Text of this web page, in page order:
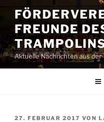
Inhalt
springenFREUNDE
Aktuelle Nachrichten aus der
VERÖFFENTLICHT
27. FEBRUAR 2017 VON